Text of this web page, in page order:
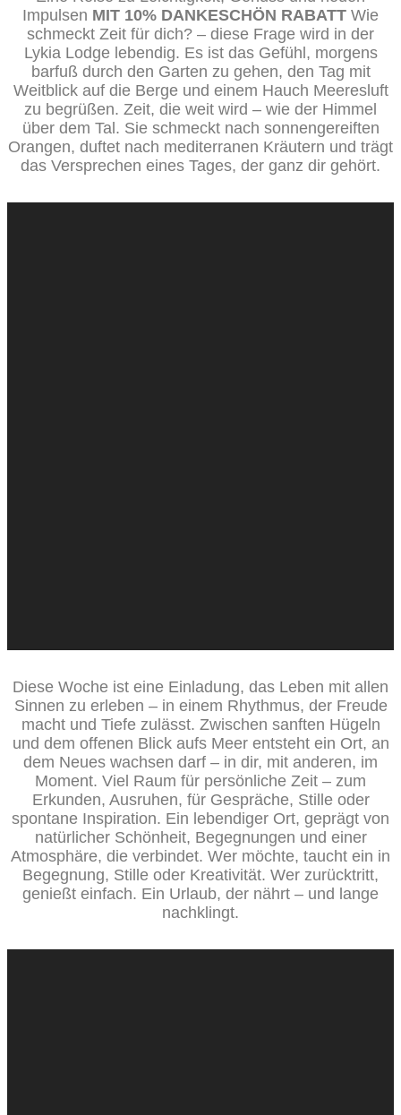
Impulsen MIT 10% DANKESCHÖN RABATT Wie
schmeckt Zeit für dich? – diese Frage wird in der
Lykia Lodge lebendig. Es ist das Gefühl, morgens
barfuß durch den Garten zu gehen, den Tag mit
Weitblick auf die Berge und einem Hauch Meeresluft
zu begrüßen. Zeit, die weit wird – wie der Himmel
über dem Tal. Sie schmeckt nach sonnengereiften
Orangen, duftet nach mediterranen Kräutern und trägt
das Versprechen eines Tages, der ganz dir gehört.
Diese Woche ist eine Einladung, das Leben mit allen
Sinnen zu erleben – in einem Rhythmus, der Freude
macht und Tiefe zulässt. Zwischen sanften Hügeln
und dem offenen Blick aufs Meer entsteht ein Ort, an
dem Neues wachsen darf – in dir, mit anderen, im
Moment. Viel Raum für persönliche Zeit – zum
Erkunden, Ausruhen, für Gespräche, Stille oder
spontane Inspiration. Ein lebendiger Ort, geprägt von
natürlicher Schönheit, Begegnungen und einer
Atmosphäre, die verbindet. Wer möchte, taucht ein in
Begegnung, Stille oder Kreativität. Wer zurücktritt,
genießt einfach. Ein Urlaub, der nährt – und lange
nachklingt.